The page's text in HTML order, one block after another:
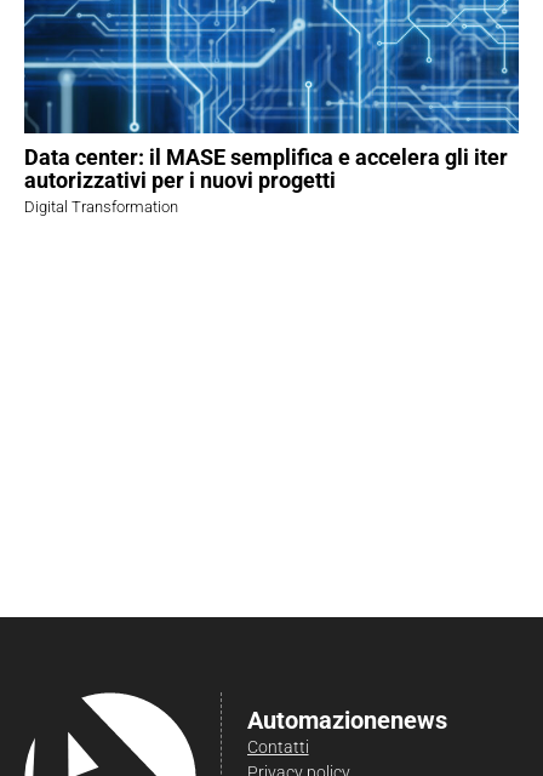
Data center: il MASE semplifica e accelera gli iter
autorizzativi per i nuovi progetti
Digital Transformation
Automazionenews
Contatti